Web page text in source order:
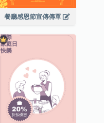
餐廳感恩節宣傳傳單